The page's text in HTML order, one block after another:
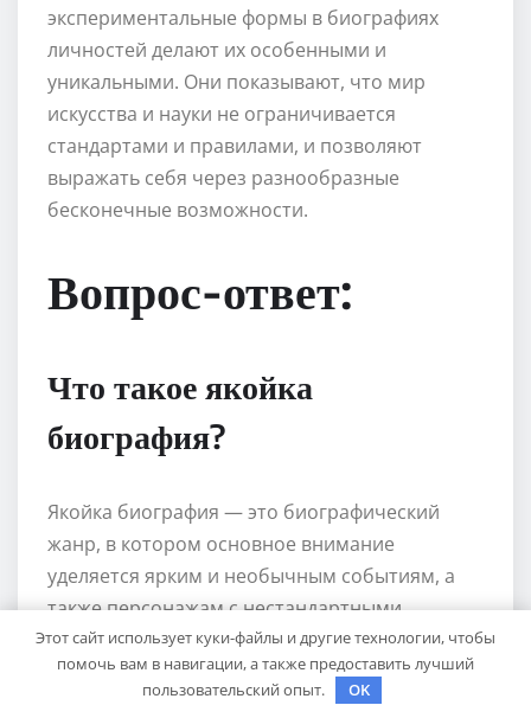
экспериментальные формы в биографиях
личностей делают их особенными и
уникальными. Они показывают, что мир
искусства и науки не ограничивается
стандартами и правилами, и позволяют
выражать себя через разнообразные
бесконечные возможности.
Вопрос-ответ:
Что такое якойка
биография?
Якойка биография — это биографический
жанр, в котором основное внимание
уделяется ярким и необычным событиям, а
также персонажам с нестандартными
характеристиками. В таких биографиях часто
преобладает рассказ о контрастных и
непредсказуемых поворотах судьбы.
Этот сайт использует куки-файлы и другие технологии, чтобы
помочь вам в навигации, а также предоставить лучший
пользовательский опыт.
OK